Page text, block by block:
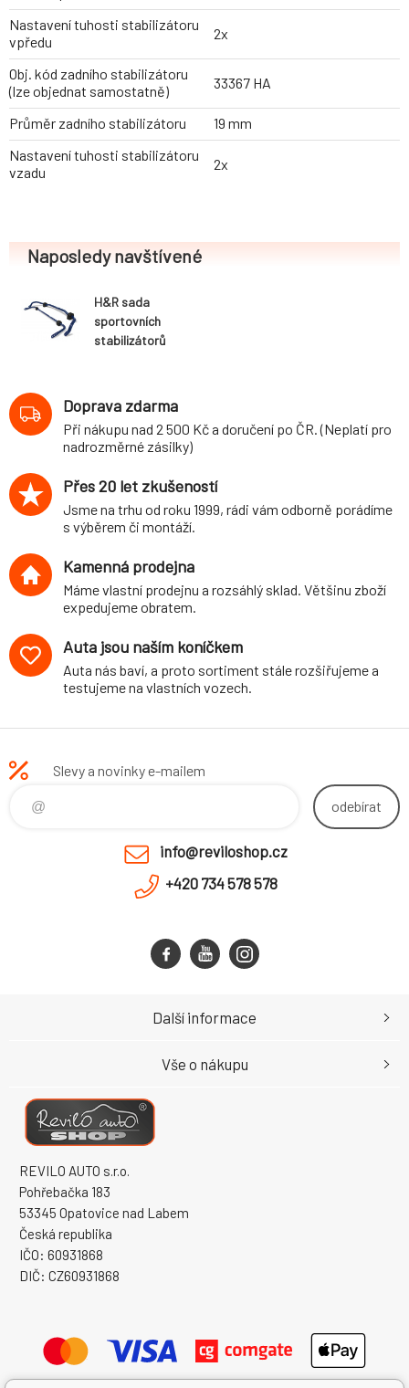
Nastavení tuhosti stabilizátoru
vpředu
2x
Obj. kód zadního stabilizátoru
(lze objednat samostatně)
33367 HA
Průměr zadního stabilizátoru
19 mm
Nastavení tuhosti stabilizátoru
vzadu
2x
Naposledy navštívené
H&R sada
sportovních
stabilizátorů
třída C (W203,
W203CL, W203K)
Combi, Sedan,
Sedan AMG
Sportcoupé,
Sportcoupé AMG
Version, 2WD, r.v.
průměr 26
mm/19 mm
Doprava zdarma
Při nákupu nad 2 500 Kč a doručení po ČR. (Neplatí pro
nadrozměrné zásilky)
Přes 20 let zkušeností
Jsme na trhu od roku 1999, rádi vám odborně porádíme
s výběrem či montáží.
Kamenná prodejna
Máme vlastní prodejnu a rozsáhlý sklad. Většinu zboží
expedujeme obratem.
Auta jsou naším koníčkem
Auta nás baví, a proto sortiment stále rozšiřujeme a
testujeme na vlastních vozech.
Slevy a novinky e-mailem
odebírat
info@reviloshop.cz
+420 734 578 578
REVILO AUTO s.r.o.
Pohřebačka 183
53345 Opatovice nad Labem
Česká republika
IČO: 60931868
DIČ: CZ60931868
Další informace
Vše o nákupu